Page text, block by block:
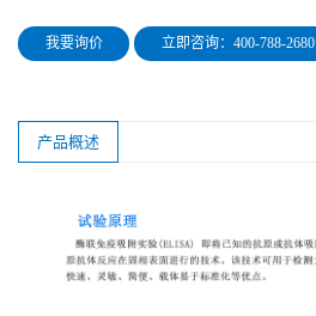
我要询价 立即咨询：400-788-2680
产品概述